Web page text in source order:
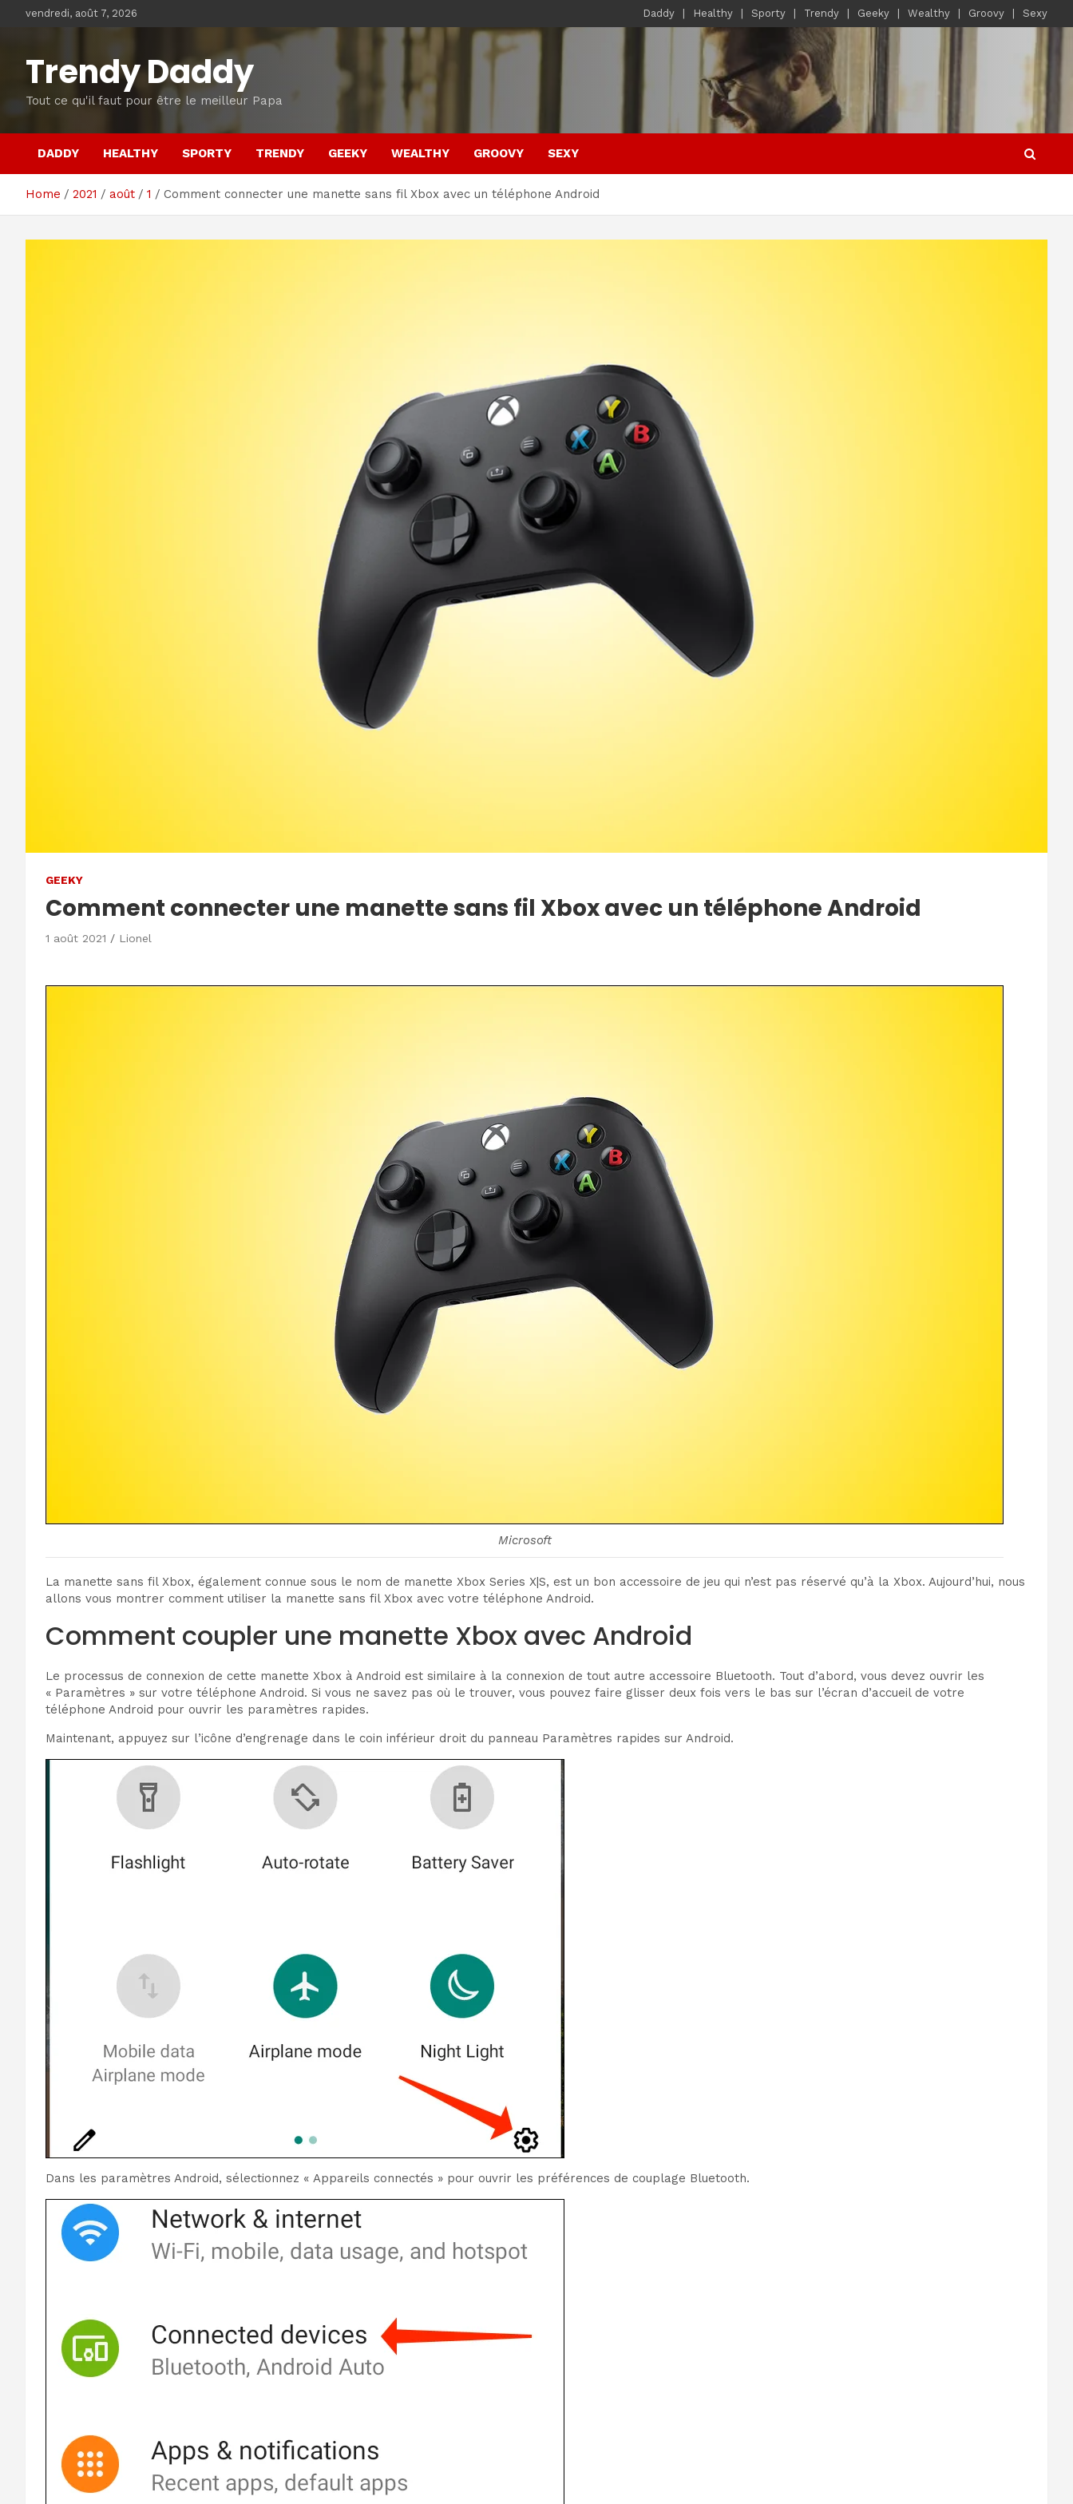
vendredi, août 7, 2026 Daddy Healthy Sporty Trendy Geeky Wealthy Groovy Sexy
Trendy Daddy
Tout ce qu'il faut pour être le meilleur Papa
DADDY HEALTHY SPORTY TRENDY GEEKY WEALTHY GROOVY SEXY
Home 2021 août 1 Comment connecter une manette sans fil Xbox avec un téléphone Android
GEEKY
Comment connecter une manette sans fil Xbox avec un téléphone Android
1 août 2021 Lionel
Microsoft
La manette sans fil Xbox, également connue sous le nom de manette Xbox Series X|S, est un bon accessoire de jeu qui n’est pas réservé qu’à la Xbox. Aujourd’hui, nous
allons vous montrer comment utiliser la manette sans fil Xbox avec votre téléphone Android.
Comment coupler une manette Xbox avec Android
Le processus de connexion de cette manette Xbox à Android est similaire à la connexion de tout autre accessoire Bluetooth. Tout d’abord, vous devez ouvrir les
« Paramètres » sur votre téléphone Android. Si vous ne savez pas où le trouver, vous pouvez faire glisser deux fois vers le bas sur l’écran d’accueil de votre
téléphone Android pour ouvrir les paramètres rapides.
Maintenant, appuyez sur l’icône d’engrenage dans le coin inférieur droit du panneau Paramètres rapides sur Android.
Dans les paramètres Android, sélectionnez « Appareils connectés » pour ouvrir les préférences de couplage Bluetooth.